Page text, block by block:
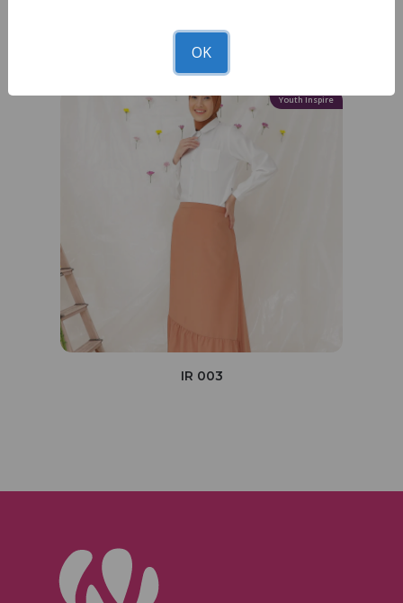
Produk Lainnya
Youth Inspire
IR 003
OK